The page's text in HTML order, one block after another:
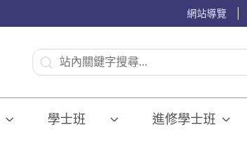
網站導覽
學士班⠀⠀ 進修學士班